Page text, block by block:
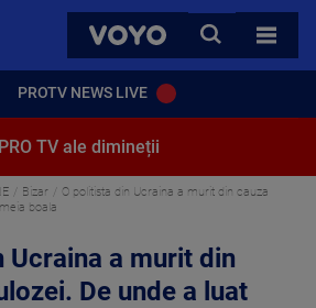
VOYO
CAUTA
TOATE
PROTV NEWS LIVE
TV ale dimineții
Bizar
O politista din Ucraina a murit din cauza
boala
Ucraina a murit din
De unde a luat